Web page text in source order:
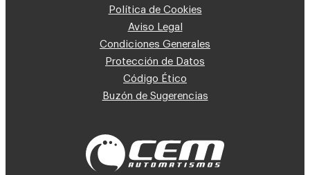
Política de Cookies
Aviso Legal
Condiciones Generales
Protección de Datos
Código Ético
Buzón de Sugerencias